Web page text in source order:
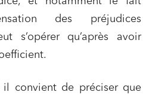
des préjudices
s’opérer qu’après avoir
convient de préciser que